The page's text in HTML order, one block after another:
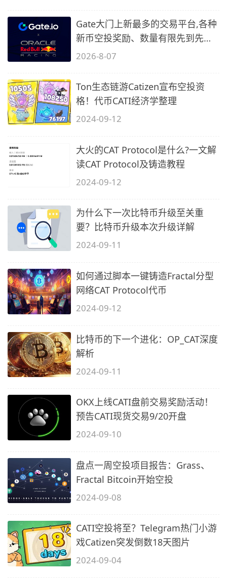
Gate大门上新最多的交易平台,各种
新币空投奖励、数量有限先到先
得…
2026-8-07
Ton生态链游Catizen宣布空投资
格！代币CATI经济学整理
2024-09-12
大火的CAT Protocol是什么?一文解
读CAT Protocol及铸造教程
2024-09-12
为什么下一次比特币升级至关重
要？比特币升级本次升级详解
2024-09-11
如何通过脚本一键铸造Fractal分型
网络CAT Protocol代币
2024-09-12
比特币的下一个进化：OP_CAT深度
解析
2024-09-11
OKX上线CATI盘前交易奖励活动！
预告CATI现货交易9/20开盘
2024-09-10
盘点一周空投项目报告：Grass、
Fractal Bitcoin开始空投
2024-09-08
CATI空投将至？Telegram热门小游
戏Catizen突发倒数18天图片
2024-09-04